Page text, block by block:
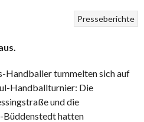
Presseberichte
Handballer tummelten sich auf
Handballturnier: Die
und die
hatten